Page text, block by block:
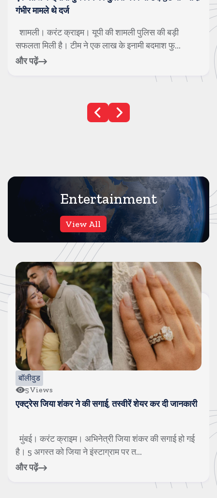
गंभीर मामले थे दर्ज
शामली। करंट क्राइम। यूपी की शामली पुलिस की बड़ी
सफलता मिली है। टीम ने एक लाख के इनामी बदमाश फु...
और पढ़ें
Entertainment
View All
बॉलीवुड
5Views
एक्ट्रेस जिया शंकर ने की सगाई, तस्वीरें शेयर कर दी जानकारी
मुंबई। करंट क्राइम। अभिनेत्री जिया शंकर की सगाई हो गई
है। 5 अगस्त को जिया ने इंस्टाग्राम पर त...
और पढ़ें